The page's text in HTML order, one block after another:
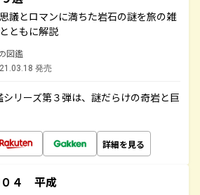
議とロマンに満ちた岩石の謎を旅の雑
ともに解説
図鑑
発売
シリーズ第３弾は、謎だらけの奇岩と巨
詳細を見る
０４ 平成